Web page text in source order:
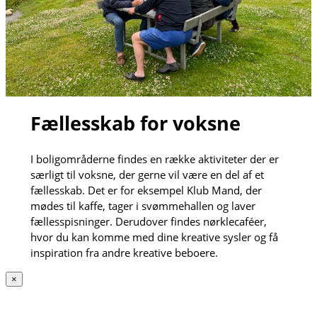
Fællesskab for voksne
I boligområderne findes en række aktiviteter der er
særligt til voksne, der gerne vil være en del af et
fællesskab. Det er for eksempel Klub Mand, der
mødes til kaffe, tager i svømmehallen og laver
fællesspisninger. Derudover findes nørklecaféer,
hvor du kan komme med dine kreative sysler og få
inspiration fra andre kreative beboere.
×